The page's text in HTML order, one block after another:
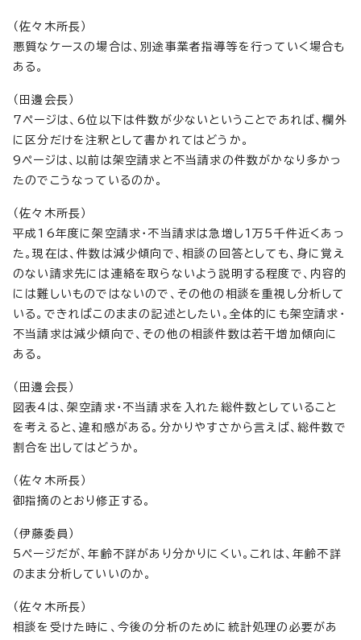
（佐々木所長）
悪質なケースの場合は、別途事業者指導等を行っていく場合も
ある。
（田邊会長）
7ページは、6位以下は件数が少ないということであれば、欄外
に区分だけを注釈として書かれてはどうか。
9ページは、以前は架空請求と不当請求の件数がかなり多かっ
たのでこうなっているのか。
（佐々木所長）
平成16年度に架空請求・不当請求は急増し1万5千件近くあっ
た。現在は、件数は減少傾向で、相談の回答としても、身に覚え
のない請求先には連絡を取らないよう説明する程度で、内容的
には難しいものではないので、その他の相談を重視し分析して
いる。できればこのままの記述としたい。全体的にも架空請求・
不当請求は減少傾向で、その他の相談件数は若干増加傾向に
ある。
（田邊会長）
図表4は、架空請求・不当請求を入れた総件数としていること
を考えると、違和感がある。分かりやすさから言えば、総件数で
割合を出してはどうか。
（佐々木所長）
御指摘のとおり修正する。
（伊藤委員）
5ページだが、年齢不詳があり分かりにくい。これは、年齢不詳
のまま分析していいのか。
（佐々木所長）
相談を受けた時に、今後の分析のために統計処理の必要があ